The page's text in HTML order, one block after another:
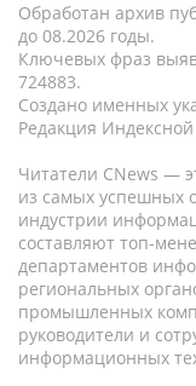
Обработан архив
до 08.2026 годы.
Ключевых фраз
724883.
Создано именных
Редакция
Читатели CNews —
из самых успешных
индустрии
составляют топ-
департаментов
региональных
промышленных
руководители и
информационных